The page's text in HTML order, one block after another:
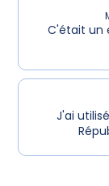
C'était un
J'ai